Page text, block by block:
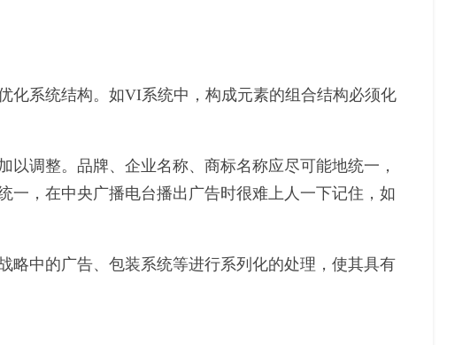
化系统结构。如VI系统中，构成元素的组合结构必须化
调整。品牌、企业名称、商标名称应尽可能地统一，
一，在中央广播电台播出广告时很难上人一下记住，如
略中的广告、包装系统等进行系列化的处理，使其具有